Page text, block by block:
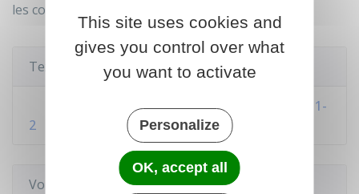
les contrats standard.
Textes de référence
Code des assurances : articles L211-1 à L211-
2
Voir aussi
This site uses cookies and
gives you control over what
you want to activate
Personalize
OK, accept all